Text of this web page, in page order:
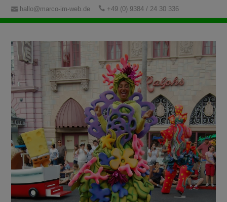
hallo@marco-im-web.de +49 (0) 9384 / 24 30 336